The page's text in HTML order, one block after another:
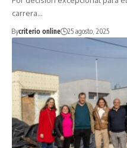
carrera…
Bycriterio online 25 agosto, 2025